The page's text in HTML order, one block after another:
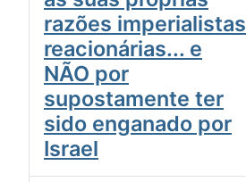
razões imperialistas
reacionárias... e
NÃO por
supostamente ter
sido enganado por
Israel